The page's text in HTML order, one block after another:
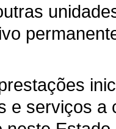
e serviços a